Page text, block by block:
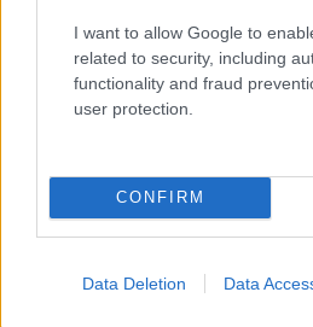
I want to allow Google to
related to security, including
functionality and fraud
user protection.
CONFIRM
Data Deletion Data